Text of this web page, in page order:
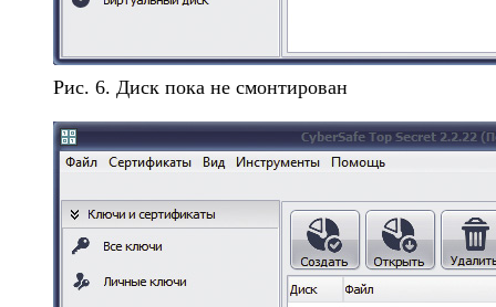
Рис. 6. Диск пока не смонтирован